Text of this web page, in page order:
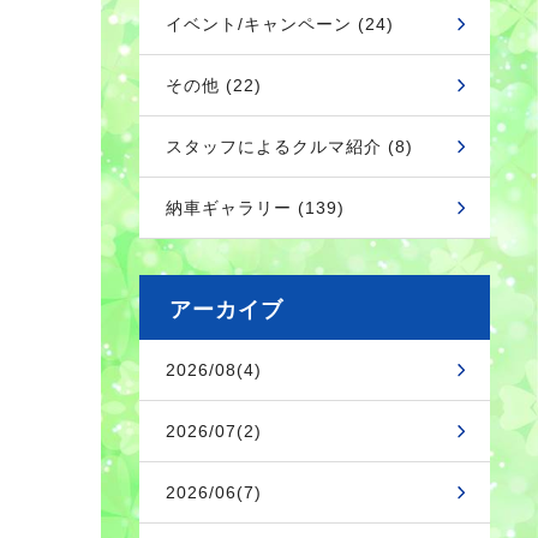
イベント/キャンペーン (24)
その他 (22)
スタッフによるクルマ紹介 (8)
納車ギャラリー (139)
アーカイブ
2026/08(4)
2026/07(2)
2026/06(7)